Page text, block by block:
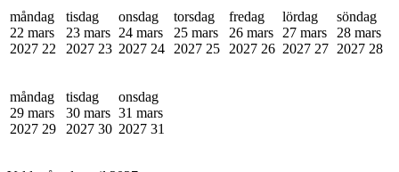
måndag
22 mars
2027 22
tisdag
23 mars
2027 23
onsdag
24 mars
2027 24
torsdag
25 mars
2027 25
fredag
26 mars
2027 26
lördag
27 mars
2027 27
söndag
28 mars
2027 28
måndag
29 mars
2027 29
tisdag
30 mars
2027 30
onsdag
31 mars
2027 31